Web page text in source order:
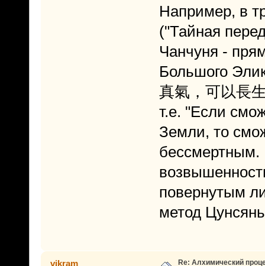
Например, в
("Тайная
Чанчуня -
Большого
真氣，可以長
т.е. "Если
Земли, то
бессмертным.
повернутым
метод
vikram Re: Алхимический